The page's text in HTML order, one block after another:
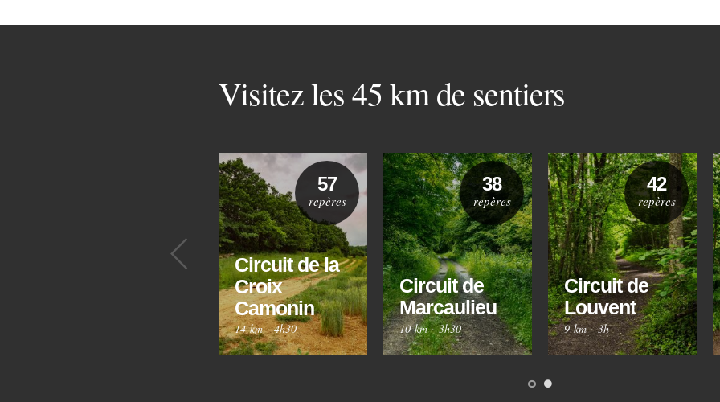
Visitez les 45 km de sentiers
Précédent
Circuit de la
Croix
Camonin
14 km·4h30
57
repères
Circuit de
Marcaulieu
10 km·3h30
38
repères
Circuit de
Louvent
9 km·3h
42
repères